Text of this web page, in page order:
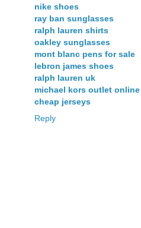
nike shoes
ray ban sunglasses
ralph lauren shirts
oakley sunglasses
mont blanc pens for sale
lebron james shoes
ralph lauren uk
michael kors outlet online
cheap jerseys
Reply